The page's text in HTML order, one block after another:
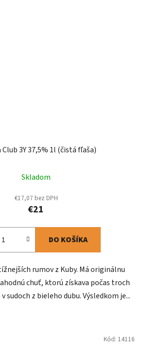
Club 3Y 37,5% 1l (čistá fľaša)
Skladom
€17,07 bez DPH
€21
DO KOŠÍKA
rumov z Kuby. Má originálnu
chuť, ktorú získava počas troch
sudoch z bieleho dubu. Výsledkom je...
Kód: 14116